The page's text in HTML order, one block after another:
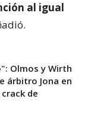
al igual
Olmos y Wirth
árbitro Jona en
de